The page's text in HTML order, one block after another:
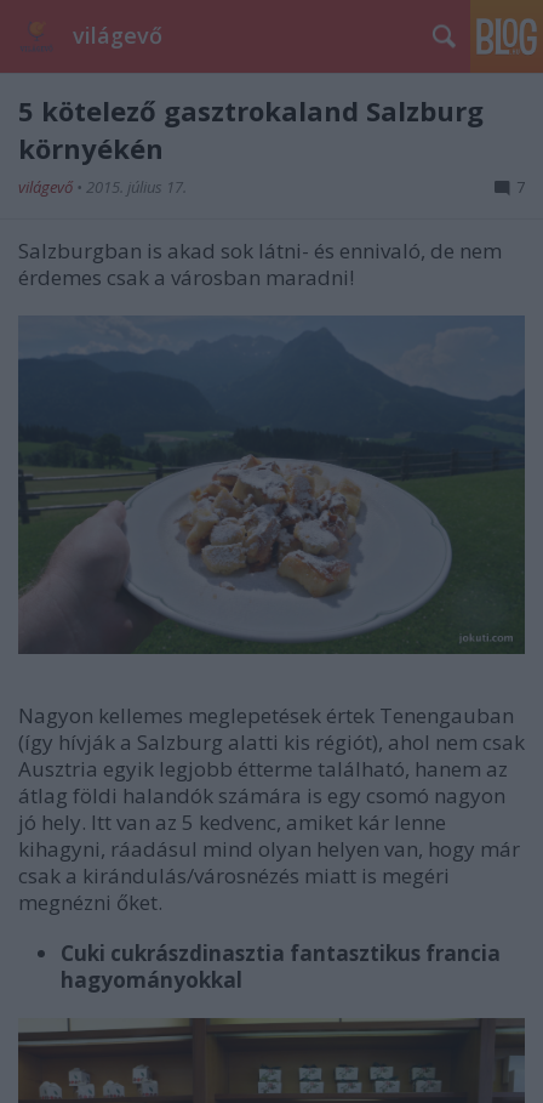
világevő
5 kötelező gasztrokaland Salzburg
környékén
világevő • 2015. július 17. 7
Salzburgban is akad sok látni- és ennivaló, de nem
érdemes csak a városban maradni!
Nagyon kellemes meglepetések értek Tenengauban
(így hívják a Salzburg alatti kis régiót), ahol nem csak
Ausztria egyik legjobb étterme található, hanem az
átlag földi halandók számára is egy csomó nagyon
jó hely. Itt van az 5 kedvenc, amiket kár lenne
kihagyni, ráadásul mind olyan helyen van, hogy már
csak a kirándulás/városnézés miatt is megéri
megnézni őket.
Cuki cukrászdinasztia fantasztikus francia
hagyományokkal